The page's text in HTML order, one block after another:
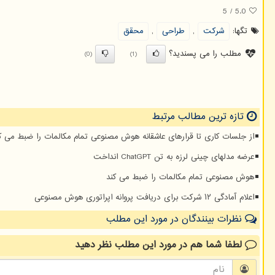
5.0
/
5
تگها:
شركت , طراحی ,
محقق
مطلب را می پسندید؟
(1)
(0)
تازه ترین مطالب مرتبط
از جلسات کاری تا قرارهای عاشقانه هوش مصنوعی تمام مکالمات را ضبط می
عرضه مدلهای چینی لرزه به تن ChatGPT انداخت
هوش مصنوعی تمام مکالمات را ضبط می کند
اعلام آمادگی ۱۲ شرکت برای دریافت پروانه اپراتوری هوش مصنوعی
نظرات بینندگان در مورد این مطلب
لطفا شما همدر مورد این مطلبنظر دهید